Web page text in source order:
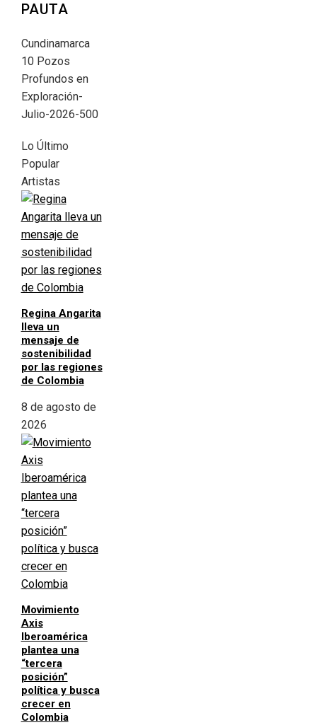
PAUTA
Cundinamarca
10 Pozos
Profundos en
Exploración-
Julio-2026-500
Lo Último
Popular
Artistas
Regina Angarita
lleva un
mensaje de
sostenibilidad
por las regiones
de Colombia
8 de agosto de
2026
Movimiento
Axis
Iberoamérica
plantea una
“tercera
posición”
política y busca
crecer en
Colombia